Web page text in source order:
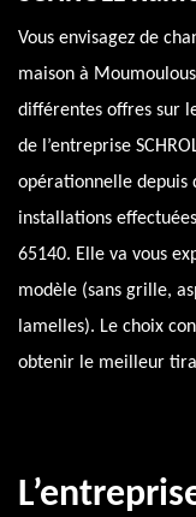
Vous envisagez de
maison à
différentes offres sur
de l’entreprise
opérationnelle depuis
installations
65140. Elle va vous
modèle (sans grille,
lamelles). Le choix
obtenir le meilleur